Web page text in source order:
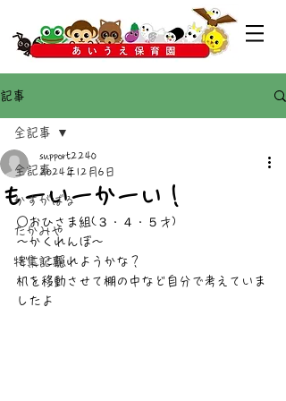
記事
全記事
かすがばる
たかみや
特集記事
全記事
もーいーかーい！
support2240
2024年12月6日
○おひさま組(３・４・５才)
～かくれんぼ～
どこに隠れようかな？
机を移動させて棚の中など自分で考えていま
したよ